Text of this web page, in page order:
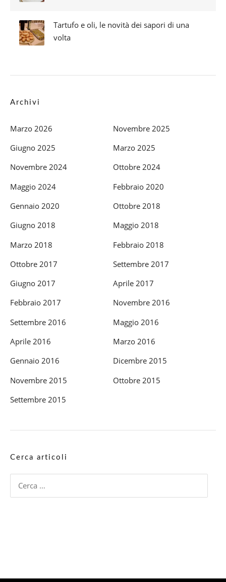
Tartufo e oli, le novità dei sapori di una
volta
Archivi
Marzo 2026
Novembre 2025
Giugno 2025
Marzo 2025
Novembre 2024
Ottobre 2024
Maggio 2024
Febbraio 2020
Gennaio 2020
Ottobre 2018
Giugno 2018
Maggio 2018
Marzo 2018
Febbraio 2018
Ottobre 2017
Settembre 2017
Giugno 2017
Aprile 2017
Febbraio 2017
Novembre 2016
Settembre 2016
Maggio 2016
Aprile 2016
Marzo 2016
Gennaio 2016
Dicembre 2015
Novembre 2015
Ottobre 2015
Settembre 2015
Cerca articoli
per: